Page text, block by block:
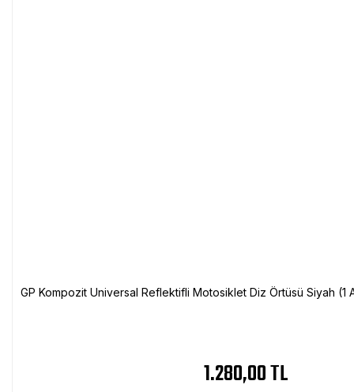
GP Kompozit Universal Reflektifli Motosiklet Diz Örtüsü Siyah
1.280,00 TL